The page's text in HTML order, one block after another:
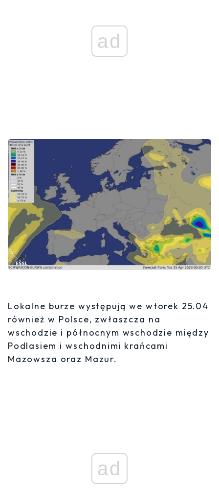
ad
Lokalne burze występują we wtorek 25.04
również w Polsce, zwłaszcza na
wschodzie i północnym wschodzie między
Podlasiem i wschodnimi krańcami
Mazowsza oraz Mazur.
ad